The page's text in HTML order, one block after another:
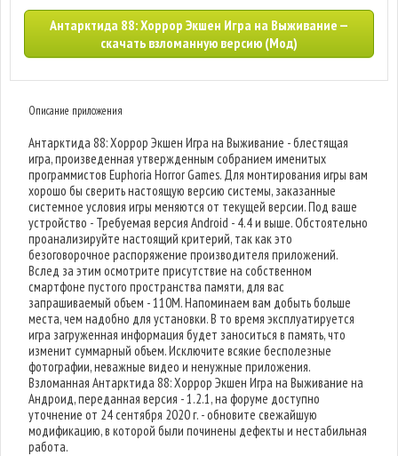
Антарктида 88: Хоррор Экшен Игра на Выживание —
скачать взломанную версию (Мод)
Описание приложения
Антарктида 88: Хоррор Экшен Игра на Выживание - блестящая
игра, произведенная утвержденным собранием именитых
программистов Euphoria Horror Games. Для монтирования игры вам
хорошо бы сверить настоящую версию системы, заказанные
системное условия игры меняются от текущей версии. Под ваше
устройство - Требуемая версия Android - 4.4 и выше. Обстоятельно
проанализируйте настоящий критерий, так как это
безоговорочное распоряжение производителя приложений.
Вслед за этим осмотрите присутствие на собственном
смартфоне пустого пространства памяти, для вас
запрашиваемый объем - 110M. Напоминаем вам добыть больше
места, чем надобно для установки. В то время эксплуатируется
игра загруженная информация будет заноситься в память, что
изменит суммарный объем. Исключите всякие бесполезные
фотографии, неважные видео и ненужные приложения.
Взломанная Антарктида 88: Хоррор Экшен Игра на Выживание на
Андроид, переданная версия - 1.2.1, на форуме доступно
уточнение от 24 сентября 2020 г. - обновите свежайшую
модификацию, в которой были починены дефекты и нестабильная
работа.